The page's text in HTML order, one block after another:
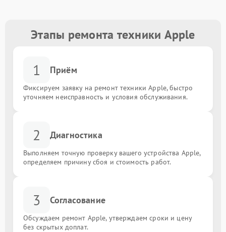
Этапы ремонта техники Apple
1 Приём
Фиксируем заявку на ремонт техники Apple, быстро
уточняем неисправность и условия обслуживания.
2 Диагностика
Выполняем точную проверку вашего устройства Apple,
определяем причину сбоя и стоимость работ.
3 Согласование
Обсуждаем ремонт Apple, утверждаем сроки и цену
без скрытых доплат.